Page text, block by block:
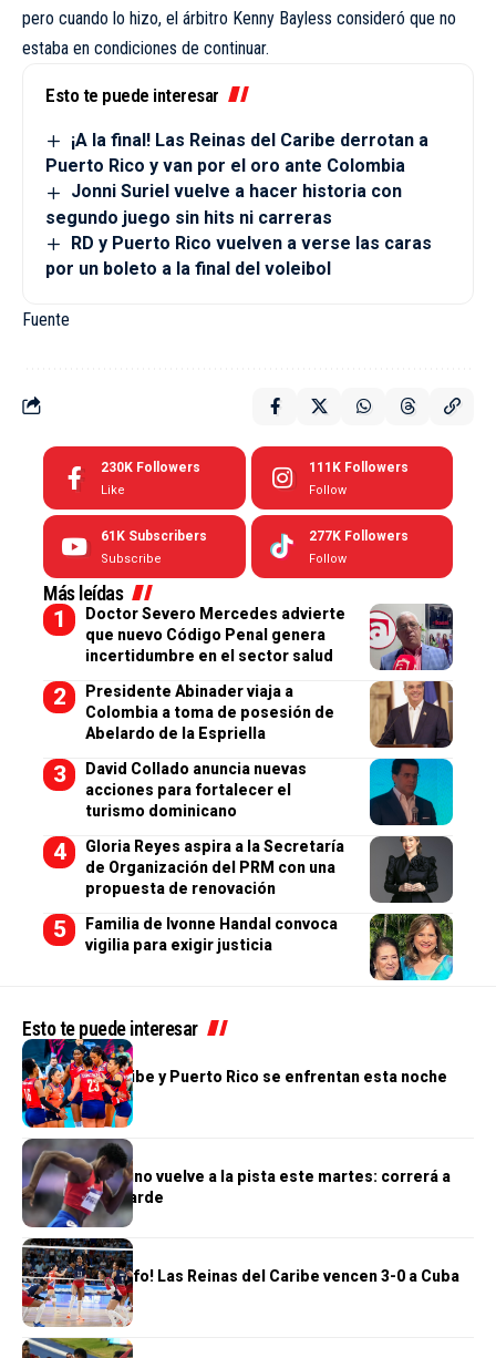
pero cuando lo hizo, el árbitro Kenny Bayless consideró que no
estaba en condiciones de continuar.
Esto te puede interesar
¡A la final! Las Reinas del Caribe derrotan a
Puerto Rico y van por el oro ante Colombia
Jonni Suriel vuelve a hacer historia con
segundo juego sin hits ni carreras
RD y Puerto Rico vuelven a verse las caras
por un boleto a la final del voleibol
Fuente
230K Followers
Like
111K Followers
Follow
61K Subscribers
Subscribe
277K Followers
Follow
Más leídas
Doctor Severo Mercedes advierte
que nuevo Código Penal genera
incertidumbre en el sector salud
Presidente Abinader viaja a
Colombia a toma de posesión de
Abelardo de la Espriella
David Collado anuncia nuevas
acciones para fortalecer el
turismo dominicano
Gloria Reyes aspira a la Secretaría
de Organización del PRM con una
propuesta de renovación
Familia de Ivonne Handal convoca
vigilia para exigir justicia
Esto te puede interesar
DEPORTES
Reinas del Caribe y Puerto Rico se enfrentan esta noche
DEPORTES
Marileidy Paulino vuelve a la pista este martes: correrá a
las 6:30 de la tarde
DEPORTES
¡Segundo triunfo! Las Reinas del Caribe vencen 3-0 a Cuba
DEPORTES